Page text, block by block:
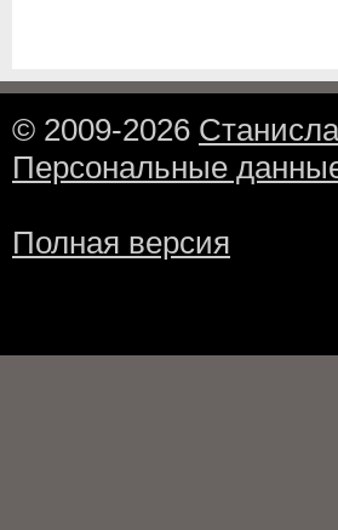
© 2009-2026
Персональные
Полная версия